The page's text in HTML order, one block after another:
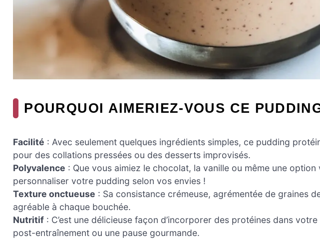
POURQUOI AIMERIEZ-VOUS CE
Facilité : Avec seulement quelques ingrédients simples, ce pudding
pour des collations pressées ou des desserts improvisés.
Polyvalence : Que vous aimiez le chocolat, la vanille ou même une
personnaliser votre pudding selon vos envies !
Texture onctueuse : Sa consistance crémeuse, agrémentée de graines
agréable à chaque bouchée.
Nutritif : C’est une délicieuse façon d’incorporer des protéines dans
post-entraînement ou une pause gourmande.